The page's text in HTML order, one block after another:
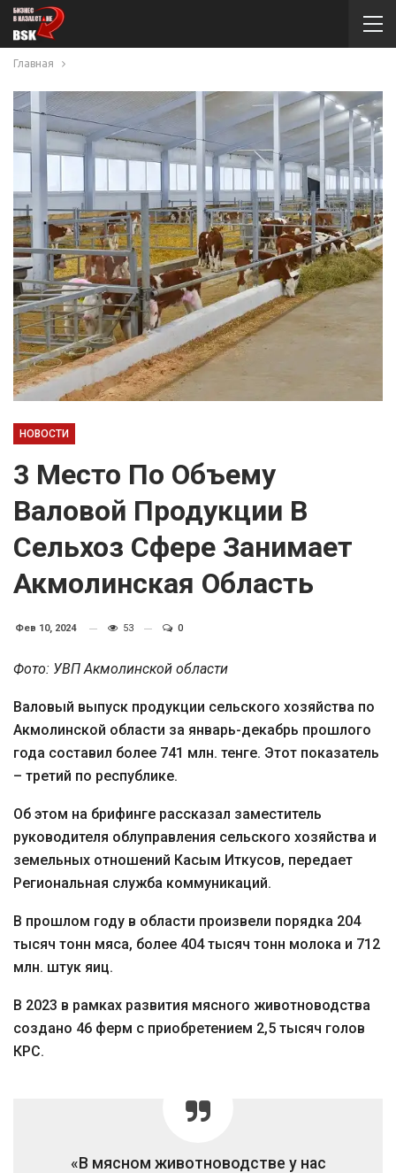
Главная
НОВОСТИ
3 Место По Объему
Валовой Продукции В
Сельхоз Сфере Занимает
Акмолинская Область
Фев 10, 2024 53 0
Фото: УВП Акмолинской области
Валовый выпуск продукции сельского хозяйства по
Акмолинской области за январь-декабрь прошлого
года составил более 741 млн. тенге. Этот показатель
– третий по республике.
Об этом на брифинге рассказал заместитель
руководителя облуправления сельского хозяйства и
земельных отношений Касым Иткусов, передает
Региональная служба коммуникаций.
В прошлом году в области произвели порядка 204
тысяч тонн мяса, более 404 тысяч тонн молока и 712
млн. штук яиц.
В 2023 в рамках развития мясного животноводства
создано 46 ферм с приобретением 2,5 тысяч голов
КРС.
«В мясном животноводстве у нас